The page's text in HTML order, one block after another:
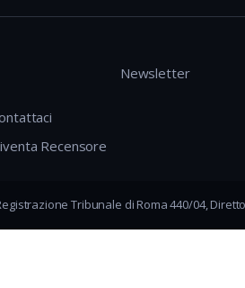
Recensore
Newsletter
Tribunale di Roma 440/04,